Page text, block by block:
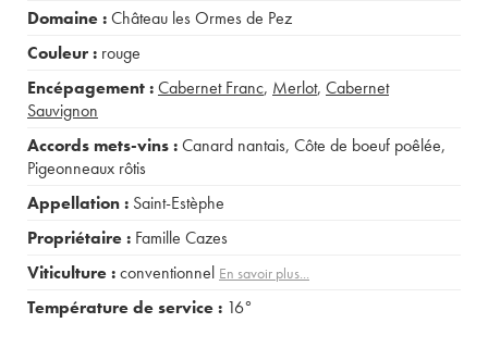
Domaine :Château les Ormes de Pez
Couleur : rouge
Encépagement :Cabernet Franc, Merlot, Cabernet
Sauvignon
Accords mets-vins :Canard nantais, Côte de boeuf poêlée,
Pigeonneaux rôtis
Appellation : Saint-Estèphe
Propriétaire : Famille Cazes
Viticulture :conventionnel En savoir plus...
Température de service : 16°